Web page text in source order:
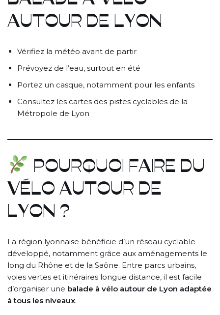
AUTOUR DE LYON
Vérifiez la météo avant de partir
Prévoyez de l’eau, surtout en été
Portez un casque, notamment pour les enfants
Consultez les cartes des pistes cyclables de la
Métropole de Lyon
POURQUOI FAIRE DU
VÉLO AUTOUR DE
LYON ?
La région lyonnaise bénéficie d’un réseau cyclable
développé, notamment grâce aux aménagements le
long du Rhône et de la Saône. Entre parcs urbains,
voies vertes et itinéraires longue distance, il est facile
d’organiser une balade à vélo autour de Lyon adaptée
à tous les niveaux.